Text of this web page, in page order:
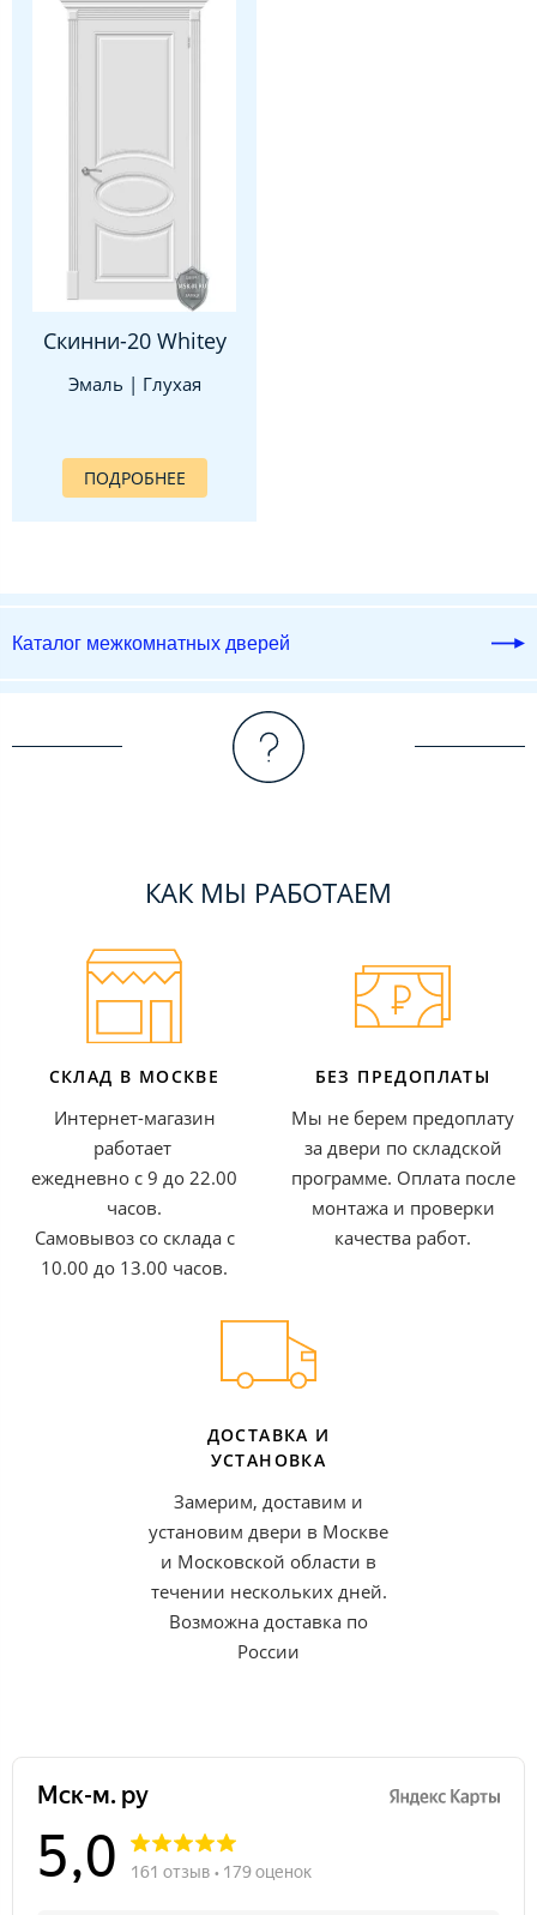
Скинни-20 Whitey
Эмаль | Глухая
ПОДРОБНЕЕ
Каталог межкомнатных дверей
КАК МЫ РАБОТАЕМ
СКЛАД В МОСКВЕ
Интернет-магазин
работает
ежедневно с 9 до 22.00
часов.
Самовывоз со склада с
10.00 до 13.00 часов.
БЕЗ ПРЕДОПЛАТЫ
Мы не берем предоплату
за двери по складской
программе. Оплата после
монтажа и проверки
качества работ.
ДОСТАВКА И
УСТАНОВКА
Замерим, доставим и
установим двери в Москве
и Московской области в
течении нескольких дней.
Возможна доставка по
России